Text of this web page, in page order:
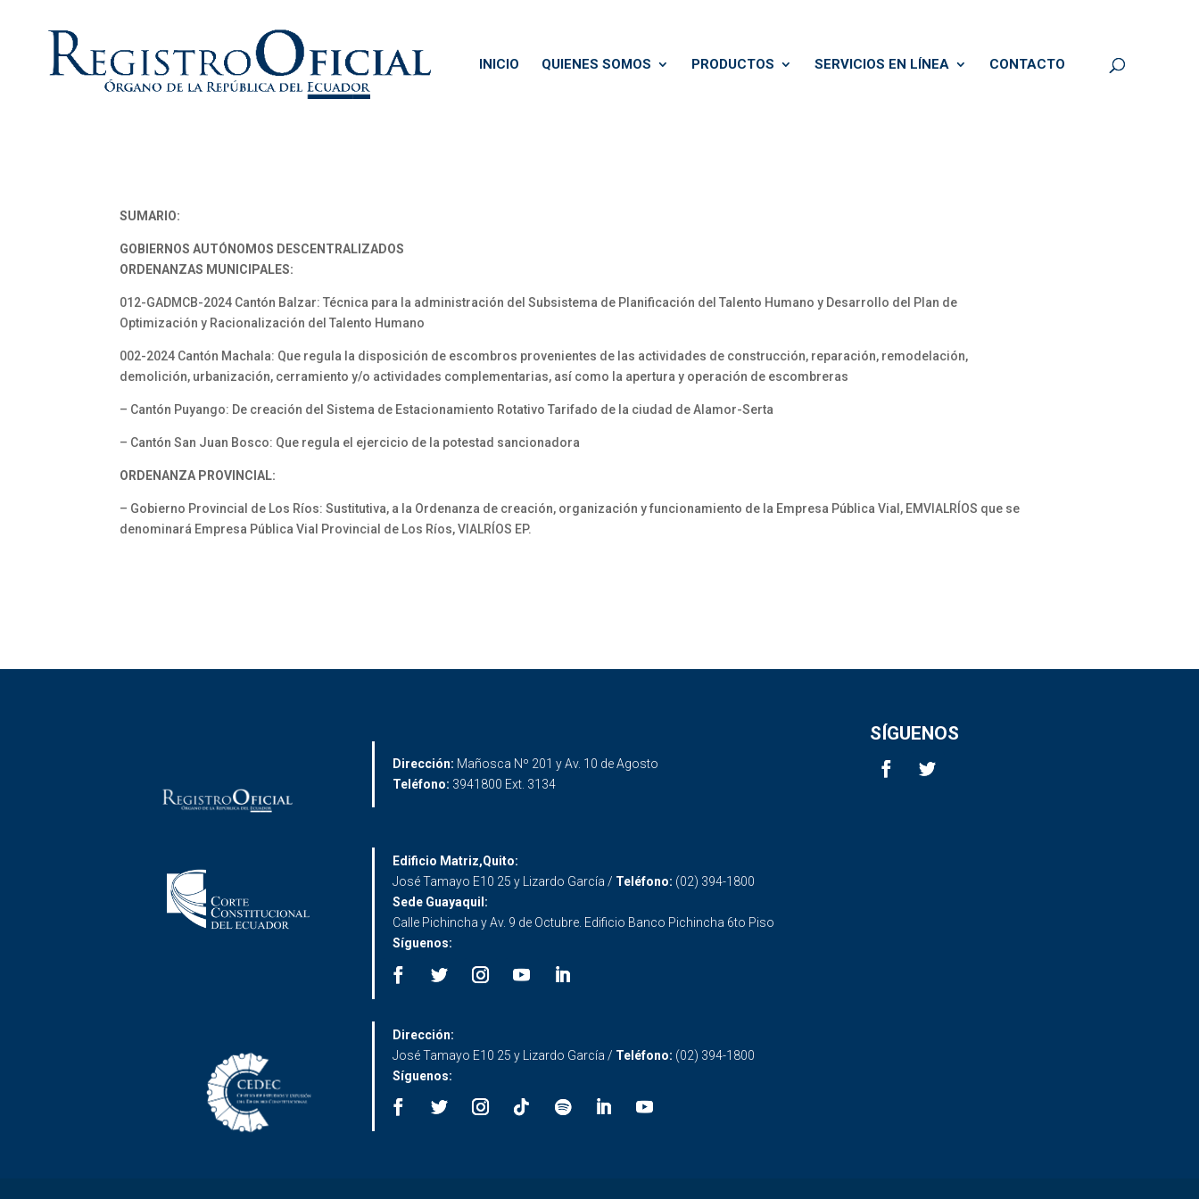
INICIO QUIENES SOMOS PRODUCTOS SERVICIOS EN LÍNEA CONTACTO
SUMARIO:
GOBIERNOS AUTÓNOMOS DESCENTRALIZADOS
ORDENANZAS MUNICIPALES:
012-GADMCB-2024 Cantón Balzar: Técnica para la administración del Subsistema de Planificación del Talento Humano y Desarrollo del Plan de
Optimización y Racionalización del Talento Humano
002-2024 Cantón Machala: Que regula la disposición de escombros provenientes de las actividades de construcción, reparación, remodelación,
demolición, urbanización, cerramiento y/o actividades complementarias, así como la apertura y operación de escombreras
– Cantón Puyango: De creación del Sistema de Estacionamiento Rotativo Tarifado de la ciudad de Alamor-Serta
– Cantón San Juan Bosco: Que regula el ejercicio de la potestad sancionadora
ORDENANZA PROVINCIAL:
– Gobierno Provincial de Los Ríos: Sustitutiva, a la Ordenanza de creación, organización y funcionamiento de la Empresa Pública Vial, EMVIALRÍOS que se
denominará Empresa Pública Vial Provincial de Los Ríos, VIALRÍOS EP.
Dirección: Mañosca Nº 201 y Av. 10 de Agosto
Teléfono: 3941800 Ext. 3134
SÍGUENOS
Edificio Matriz,Quito:
José Tamayo E10 25 y Lizardo García / Teléfono: (02) 394-1800
Sede Guayaquil:
Calle Pichincha y Av. 9 de Octubre. Edificio Banco Pichincha 6to Piso
Síguenos:
Dirección:
José Tamayo E10 25 y Lizardo García / Teléfono: (02) 394-1800
Síguenos: